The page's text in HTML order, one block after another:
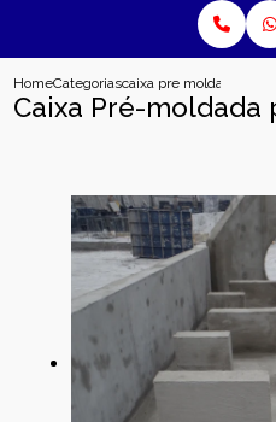
HomeCategoriascaixa pre moldada para
Caixa Pré-moldada